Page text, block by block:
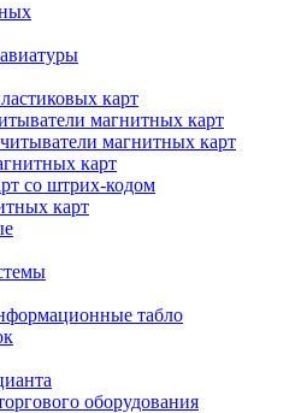
карт
магнитных карт
магнитных карт
карт
со штрих-кодом
карт
табло
оборудования